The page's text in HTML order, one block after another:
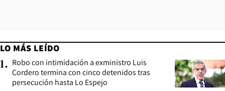
LO MÁS LEÍDO
1. Robo con intimidación a exministro Luis
Cordero termina con cinco detenidos tras
persecución hasta Lo Espejo